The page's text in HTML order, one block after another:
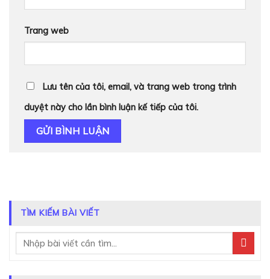
Trang web
Lưu tên của tôi, email, và trang web trong trình
duyệt này cho lần bình luận kế tiếp của tôi.
TÌM KIẾM BÀI VIẾT